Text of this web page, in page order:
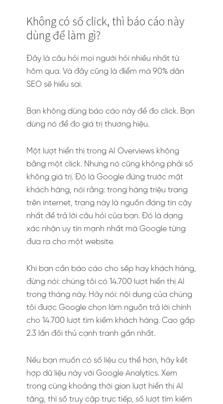
Không có số click, thì báo cáo này
dùng để làm gì?
Đây là câu hỏi mọi người hỏi nhiều nhất từ
hôm qua. Và đây cũng là điểm mà 90% dân
SEO sẽ hiểu sai.
Bạn không dùng báo cáo này để đo click. Bạn
dùng nó để đo giá trị thương hiệu.
Một lượt hiển thị trong AI Overviews không
bằng một click. Nhưng nó cũng không phải số
không giá trị. Đó là Google đứng trước mặt
khách hàng, nói rằng: trong hàng triệu trang
trên internet, trang này là nguồn đáng tin cậy
nhất để trả lời câu hỏi của bạn. Đó là dạng
xác nhận uy tín mạnh nhất mà Google từng
đưa ra cho một website.
Khi bạn cần báo cáo cho sếp hay khách hàng,
đừng nói: chúng tôi có 14.700 lượt hiển thị AI
trong tháng này. Hãy nói: nội dung của chúng
tôi được Google chọn làm nguồn trả lời chính
cho 14.700 lượt tìm kiếm khách hàng. Cao gấp
2.3 lần đối thủ cạnh tranh gần nhất.
Nếu bạn muốn có số liệu cụ thể hơn, hãy kết
hợp dữ liệu này với Google Analytics. Xem
trong cùng khoảng thời gian lượt hiển thị AI
tăng, thì số truy cập trực tiếp, số lượt tìm kiếm